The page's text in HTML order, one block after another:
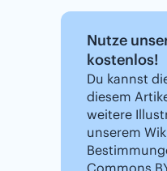
Nutze
kostenlos!
Du kannst
diesem
weitere
unserem
Commons